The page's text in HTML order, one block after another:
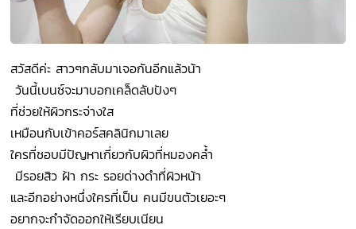
สวัสดีค่ะ สาวๆกลับมาเจอกันอีกแล้วน้า
วันนี้เบนซ์จะมาบอกเคล็ดลับปังๆ
ที่ช่วยให้ผิวกระจ่างใส
เหมือนกับเข้าคอร์สคลินิกมาเลย
ใครที่ชอบมีปัญหาเกี่ยวกับผิวที่หมองคล้ำ
มีรอยสิว ฝ้า กระ รอยด่างดำที่ผิวหน้า
และอีกอย่างหนึ่งใครที่เป็น คนมีขนตัวเยอะๆ
อยากจะกำจัดออกให้เรียบเนียน